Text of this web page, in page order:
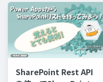
SharePoint Rest API